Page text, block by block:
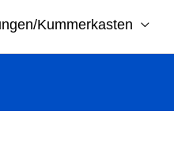
Kummerkasten